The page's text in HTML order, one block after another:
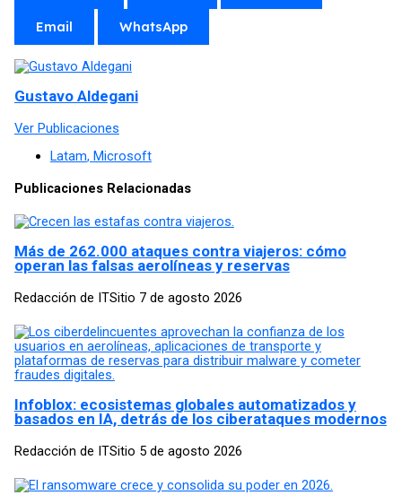
Email WhatsApp
Gustavo Aldegani
Ver Publicaciones
Latam, Microsoft
Publicaciones Relacionadas
Más de 262.000 ataques contra viajeros: cómo
operan las falsas aerolíneas y reservas
Redacción de ITSitio 7 de agosto 2026
Infoblox: ecosistemas globales automatizados y
basados en IA, detrás de los ciberataques modernos
Redacción de ITSitio 5 de agosto 2026